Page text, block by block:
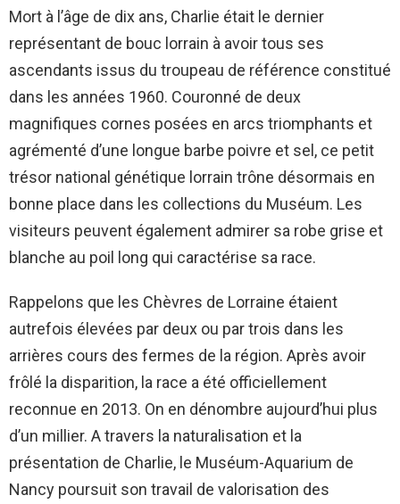
Mort à l’âge de dix ans, Charlie était le dernier
représentant de bouc lorrain à avoir tous ses
ascendants issus du troupeau de référence constitué
dans les années 1960. Couronné de deux
magnifiques cornes posées en arcs triomphants et
agrémenté d’une longue barbe poivre et sel, ce petit
trésor national génétique lorrain trône désormais en
bonne place dans les collections du Muséum. Les
visiteurs peuvent également admirer sa robe grise et
blanche au poil long qui caractérise sa race.
Rappelons que les Chèvres de Lorraine étaient
autrefois élevées par deux ou par trois dans les
arrières cours des fermes de la région. Après avoir
frôlé la disparition, la race a été officiellement
reconnue en 2013. On en dénombre aujourd’hui plus
d’un millier. A travers la naturalisation et la
présentation de Charlie, le Muséum-Aquarium de
Nancy poursuit son travail de valorisation des